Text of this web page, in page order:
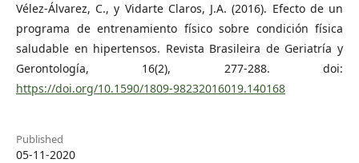
Vélez-Álvarez, C., y Vidarte Claros, J.A. (2016). Efecto de un
programa de entrenamiento físico sobre condición física
saludable en hipertensos. Revista Brasileira de Geriatría y
Gerontología, 16(2), 277-288. doi:
https://doi.org/10.1590/1809-98232016019.140168
Published
05-11-2020